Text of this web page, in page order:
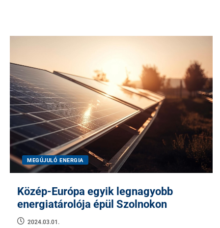
MEGÚJULÓ ENERGIA
Közép-Európa egyik legnagyobb
energiatárolója épül Szolnokon
2024.03.01.